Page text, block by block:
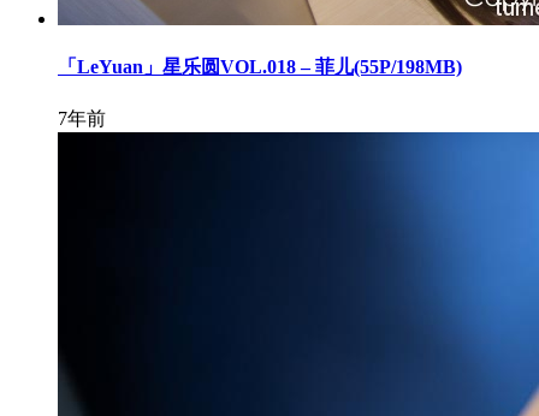
「LeYuan」星乐圆VOL.018 – 菲儿(55P/198MB)
7年前